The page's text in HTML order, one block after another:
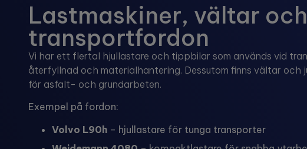
Lastmaskiner, vältar och
transportfordon
Vi har ett flertal hjullastare och tippbilar som används vid
återfyllnad och materialhantering. Dessutom finns vältar och
för asfalt- och grundarbeten.
Exempel på fordon:
Volvo L90h – hjullastare för tunga transporter